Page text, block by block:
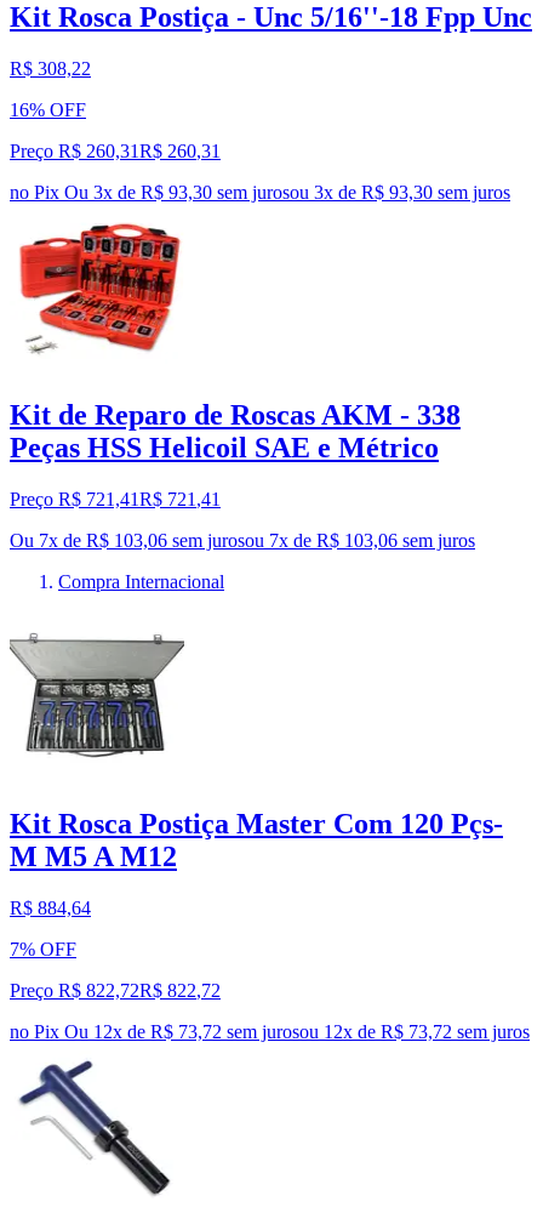
Kit Rosca Postiça - Unc 5/16''-18 Fpp Unc
R$ 308,22
16% OFF
Preço R$ 260,31R$ 260,31
no Pix Ou 3x de R$ 93,30 sem jurosou 3x de R$ 93,30 sem juros
Kit de Reparo de Roscas AKM - 338
Peças HSS Helicoil SAE e Métrico
Preço R$ 721,41R$ 721 ,41
Ou 7x de R$ 103,06 sem jurosou 7x de R$ 103,06 sem juros
Compra Internacional
Kit Rosca Postiça Master Com 120 Pçs-
M M5 A M12
R$ 884,64
7% OFF
Preço R$ 822,72R$ 822,72
no Pix Ou 12x de R$ 73,72 sem jurosou 12x de R$ 73,72 sem juros